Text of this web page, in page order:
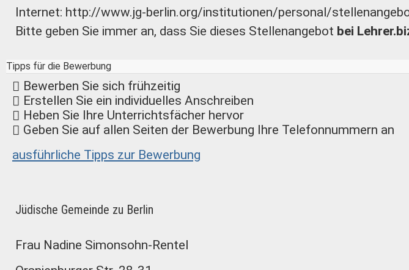
Internet: http://www.jg-berlin.org/institutionen/personal/
Bitte geben Sie immer an, dass Sie dieses Stellenangebot bei
Tipps für die Bewerbung
Bewerben Sie sich frühzeitig
Erstellen Sie ein individuelles Anschreiben
Heben Sie Ihre Unterrichtsfächer hervor
Geben Sie auf allen Seiten der Bewerbung Ihre Telefonnummern an
ausführliche Tipps zur Bewerbung
Jüdische Gemeinde zu Berlin
Frau Nadine Simonsohn-Rentel